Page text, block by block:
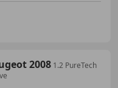
2008 1.2 PureTech